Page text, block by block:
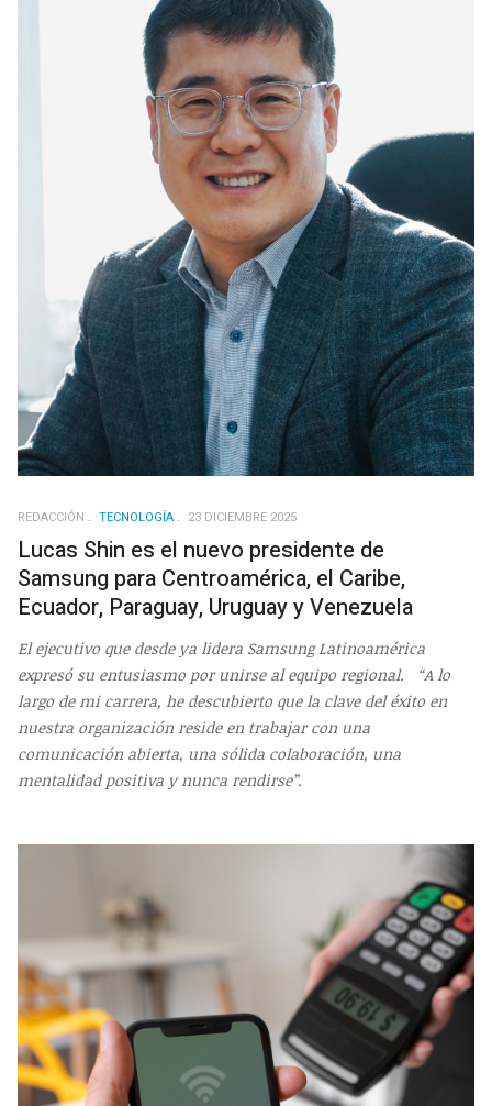
REDACCIÓN TECNOLOGÍA 23 DICIEMBRE 2025
Lucas Shin es el nuevo presidente de
Samsung para Centroamérica, el Caribe,
Ecuador, Paraguay, Uruguay y Venezuela
El ejecutivo que desde ya lidera Samsung Latinoamérica
expresó su entusiasmo por unirse al equipo regional. “A lo
largo de mi carrera, he descubierto que la clave del éxito en
nuestra organización reside en trabajar con una
comunicación abierta, una sólida colaboración, una
mentalidad positiva y nunca rendirse”.